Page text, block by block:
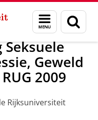
Menu
en
zoeken
klachten, bezwaar en
Geweld
2009
Rijksuniversiteit